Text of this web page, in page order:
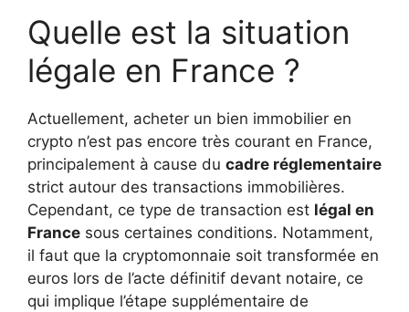
Quelle est la situation
légale en France ?
Actuellement, acheter un bien immobilier en
crypto n’est pas encore très courant en France,
principalement à cause du cadre réglementaire
strict autour des transactions immobilières.
Cependant, ce type de transaction est légal en
France sous certaines conditions. Notamment,
il faut que la cryptomonnaie soit transformée en
euros lors de l’acte définitif devant notaire, ce
qui implique l’étape supplémentaire de